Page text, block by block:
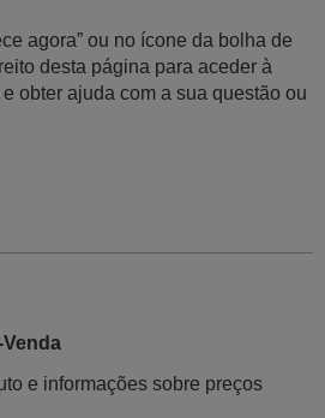
agora” ou no ícone da bolha de
desta página para aceder à
obter ajuda com a sua questão ou
e informações sobre preços